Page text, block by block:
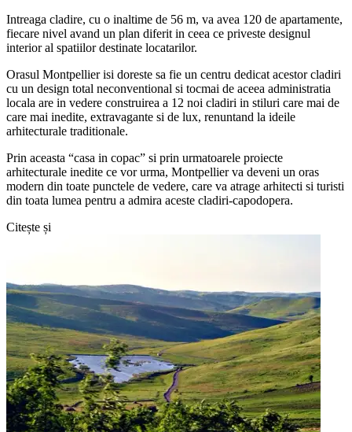
Intreaga cladire, cu o inaltime de 56 m, va avea 120 de apartamente,
fiecare nivel avand un plan diferit in ceea ce priveste designul
interior al spatiilor destinate locatarilor.
Orasul Montpellier isi doreste sa fie un centru dedicat acestor cladiri
cu un design total neconventional si tocmai de aceea administratia
locala are in vedere construirea a 12 noi cladiri in stiluri care mai de
care mai inedite, extravagante si de lux, renuntand la ideile
arhitecturale traditionale.
Prin aceasta “casa in copac” si prin urmatoarele proiecte
arhitecturale inedite ce vor urma, Montpellier va deveni un oras
modern din toate punctele de vedere, care va atrage arhitecti si turisti
din toata lumea pentru a admira aceste cladiri-capodopera.
Citește și